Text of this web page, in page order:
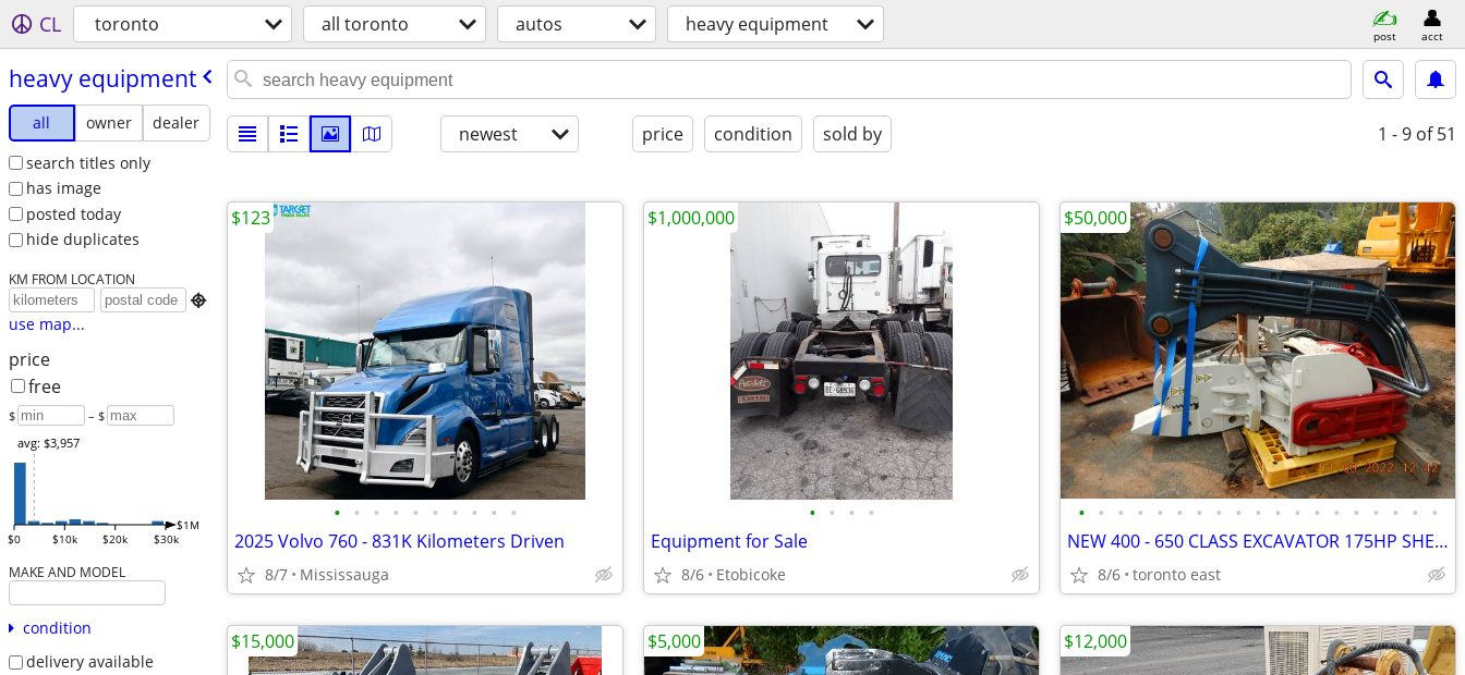
CL toronto all toronto autos heavy equipment post acct
heavy equipment
all owner
dealer
search titles only
has image
posted today
hide duplicates
KM FROM LOCATION

use map...
price
free
$ – $
$0 $10k $20k $30k
$1M
avg: $3,957
MAKE AND MODEL
condition
delivery available
newest price condition sold by 1 - 9 of 51
• • • • • • • • • •
2025 Volvo 760 - 831K Kilometers Driven
8/7 Mississauga
$123
• • • •
Equipment for Sale
8/6 Etobicoke
$1,000,000
• • • • • • • • • • • • • • • • • • •
NEW 400 - 650 CLASS EXCAVATOR 175HP SHEET PILE DRIVER / EXTRACTOR
8/6 toronto east
$50,000
$15,000 $5,000 $12,000